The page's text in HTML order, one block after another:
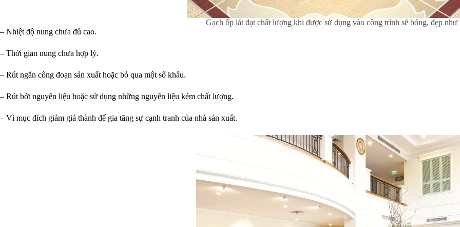
Gạch ốp lát đạt chất lượng khi được sử dụng vào công trình sẽ bóng, đẹp như
– Nhiệt độ nung chưa đủ cao.
– Thời gian nung chưa hợp lý.
– Rút ngắn công đoạn sản xuất hoặc bỏ qua một số khâu.
– Rút bớt nguyên liệu hoặc sử dụng những nguyên liệu kém chất lượng.
– Vì mục đích giảm giá thành để gia tăng sự cạnh tranh của nhà sản xuất.